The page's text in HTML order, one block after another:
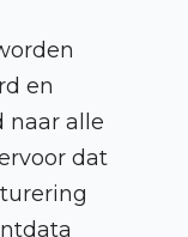
en
naar alle
dat